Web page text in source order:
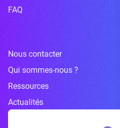
FAQ
Nous contacter
Qui sommes-nous ?
Ressources
Actualités